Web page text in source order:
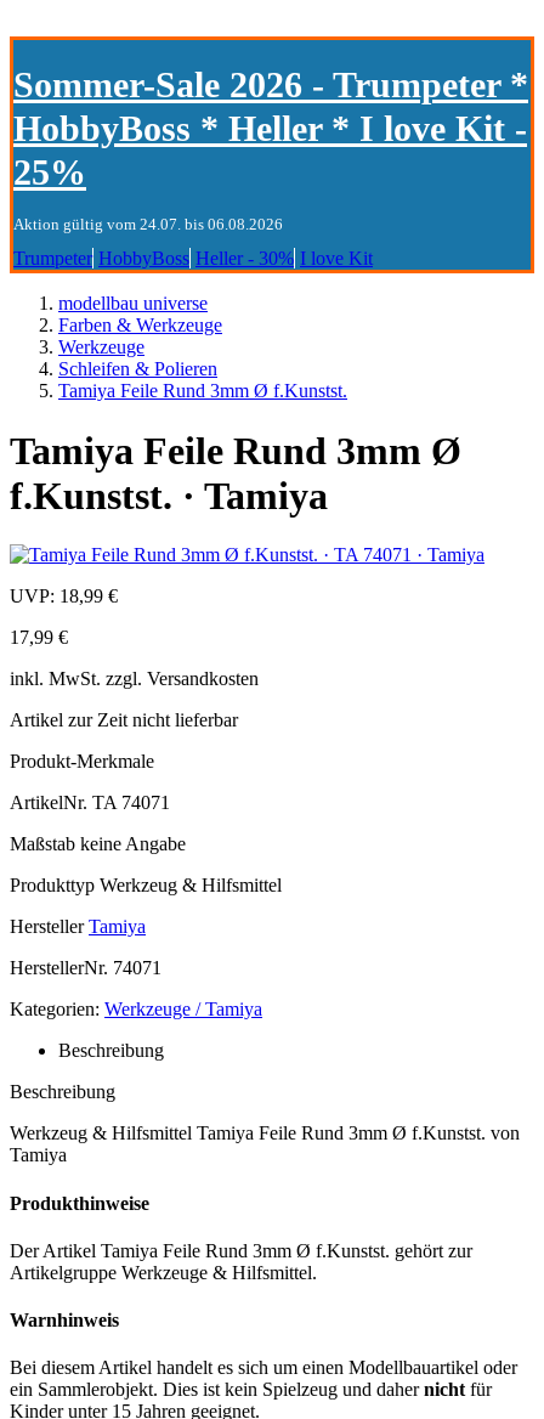
Sommer-Sale 2026 - Trumpeter *
HobbyBoss * Heller * I love Kit -
25%
Aktion gültig vom 24.07. bis 06.08.2026
Trumpeter HobbyBoss Heller - 30% I love Kit
modellbau universe
Farben & Werkzeuge
Werkzeuge
Schleifen & Polieren
Tamiya Feile Rund 3mm Ø f.Kunstst.
Tamiya Feile Rund 3mm Ø
f.Kunstst. · Tamiya
UVP: 18,99 €
17,99 €
inkl. MwSt. zzgl. Versandkosten
Artikel zur Zeit nicht lieferbar
Produkt-Merkmale
ArtikelNr. TA 74071
Maßstab keine Angabe
Produkttyp Werkzeug & Hilfsmittel
Hersteller Tamiya
HerstellerNr. 74071
Kategorien: Werkzeuge / Tamiya
Beschreibung
Beschreibung
Werkzeug & Hilfsmittel Tamiya Feile Rund 3mm Ø f.Kunstst. von
Tamiya
Produkthinweise
Der Artikel Tamiya Feile Rund 3mm Ø f.Kunstst. gehört zur
Artikelgruppe Werkzeuge & Hilfsmittel.
Warnhinweis
Bei diesem Artikel handelt es sich um einen Modellbauartikel oder
ein Sammlerobjekt. Dies ist kein Spielzeug und dahernicht für
Kinder unter 15 Jahren geeignet.